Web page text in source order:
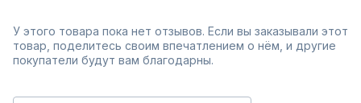
У этого товара пока нет отзывов. Если вы заказывали этот
товар, поделитесь своим впечатлением о нём, и другие
покупатели будут вам благодарны.